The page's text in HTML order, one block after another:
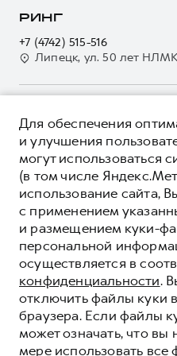
Кредит
Для малого бизнеса
Система управления
Сервис для корпоративных
HAVAL Лизинг
Автомобильные
Коллекция PRO
Коллекция Базовая
Коллекция Детская
Электронный ПТС
GWM Безопасность
Мобильное приложение
Программа «HAVAL
Руководства по
Подписки
Автомобильные
Коллекция PRO
Коллекция Базовая
Коллекция Детская
О дилере
Наша команда
Контакты
РИНГ
+7 (4742) 515-516
Липецк, ул. 50 лет
ЦЕНЫ И ВЫГОДЫ
ЮРИДИЧЕСКАЯ
Вся представленная на сайте
автомобилей и сервисного
информационный характер и не
Все цены, указанные на данном
характер и являются
розничными ценами по
Волл Мотор Рус»). Для
просьба обращаться к
«Грейт Волл Мотор Рус» либо по
511-59-86, либо на сайте.
информация может быть
****На некоторых автомобилях
система / устройство вызова
(блок ЭРА-ГЛОНАСС).
Показать все
© 2026 ООО «Грейт Волл
© 2026 ООО «Автолюкс-
Политика
Для обеспечения
и улучшения
могут использоваться
(в том числе
использование сайта,
с применением
и размещением куки-
персональной
осуществляется в
конфиденциальности.
отключить файлы куки
браузера. Если файлы
может означать, что
мере использовать все